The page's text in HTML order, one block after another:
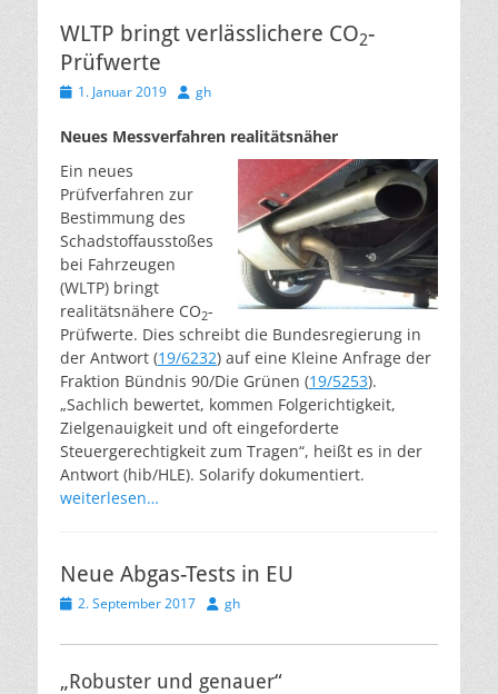
WLTP bringt verlässlichere CO2-
Prüfwerte
Veröffentlicht
1. Januar 2019 Autor
gh
Neues Messverfahren realitätsnäher
Ein neues
Prüfverfahren zur
Bestimmung des
Schadstoffausstoßes
bei Fahrzeugen
(WLTP) bringt
realitätsnähere CO2-
Prüfwerte. Dies schreibt die Bundesregierung in
der Antwort (19/6232) auf eine Kleine Anfrage der
Fraktion Bündnis 90/Die Grünen (19/5253).
„Sachlich bewertet, kommen Folgerichtigkeit,
Zielgenauigkeit und oft eingeforderte
Steuergerechtigkeit zum Tragen“, heißt es in der
Antwort (hib/HLE). Solarify dokumentiert.
weiterlesen…
Neue Abgas-Tests in EU
Veröffentlicht
2. September 2017 Autor
gh
„Robuster und genauer“